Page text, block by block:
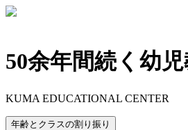
50余年間続く幼
KUMA EDUCATIONAL CENTER
年齢とクラスの割り振り